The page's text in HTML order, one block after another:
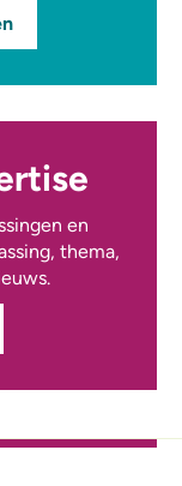
en
thema,